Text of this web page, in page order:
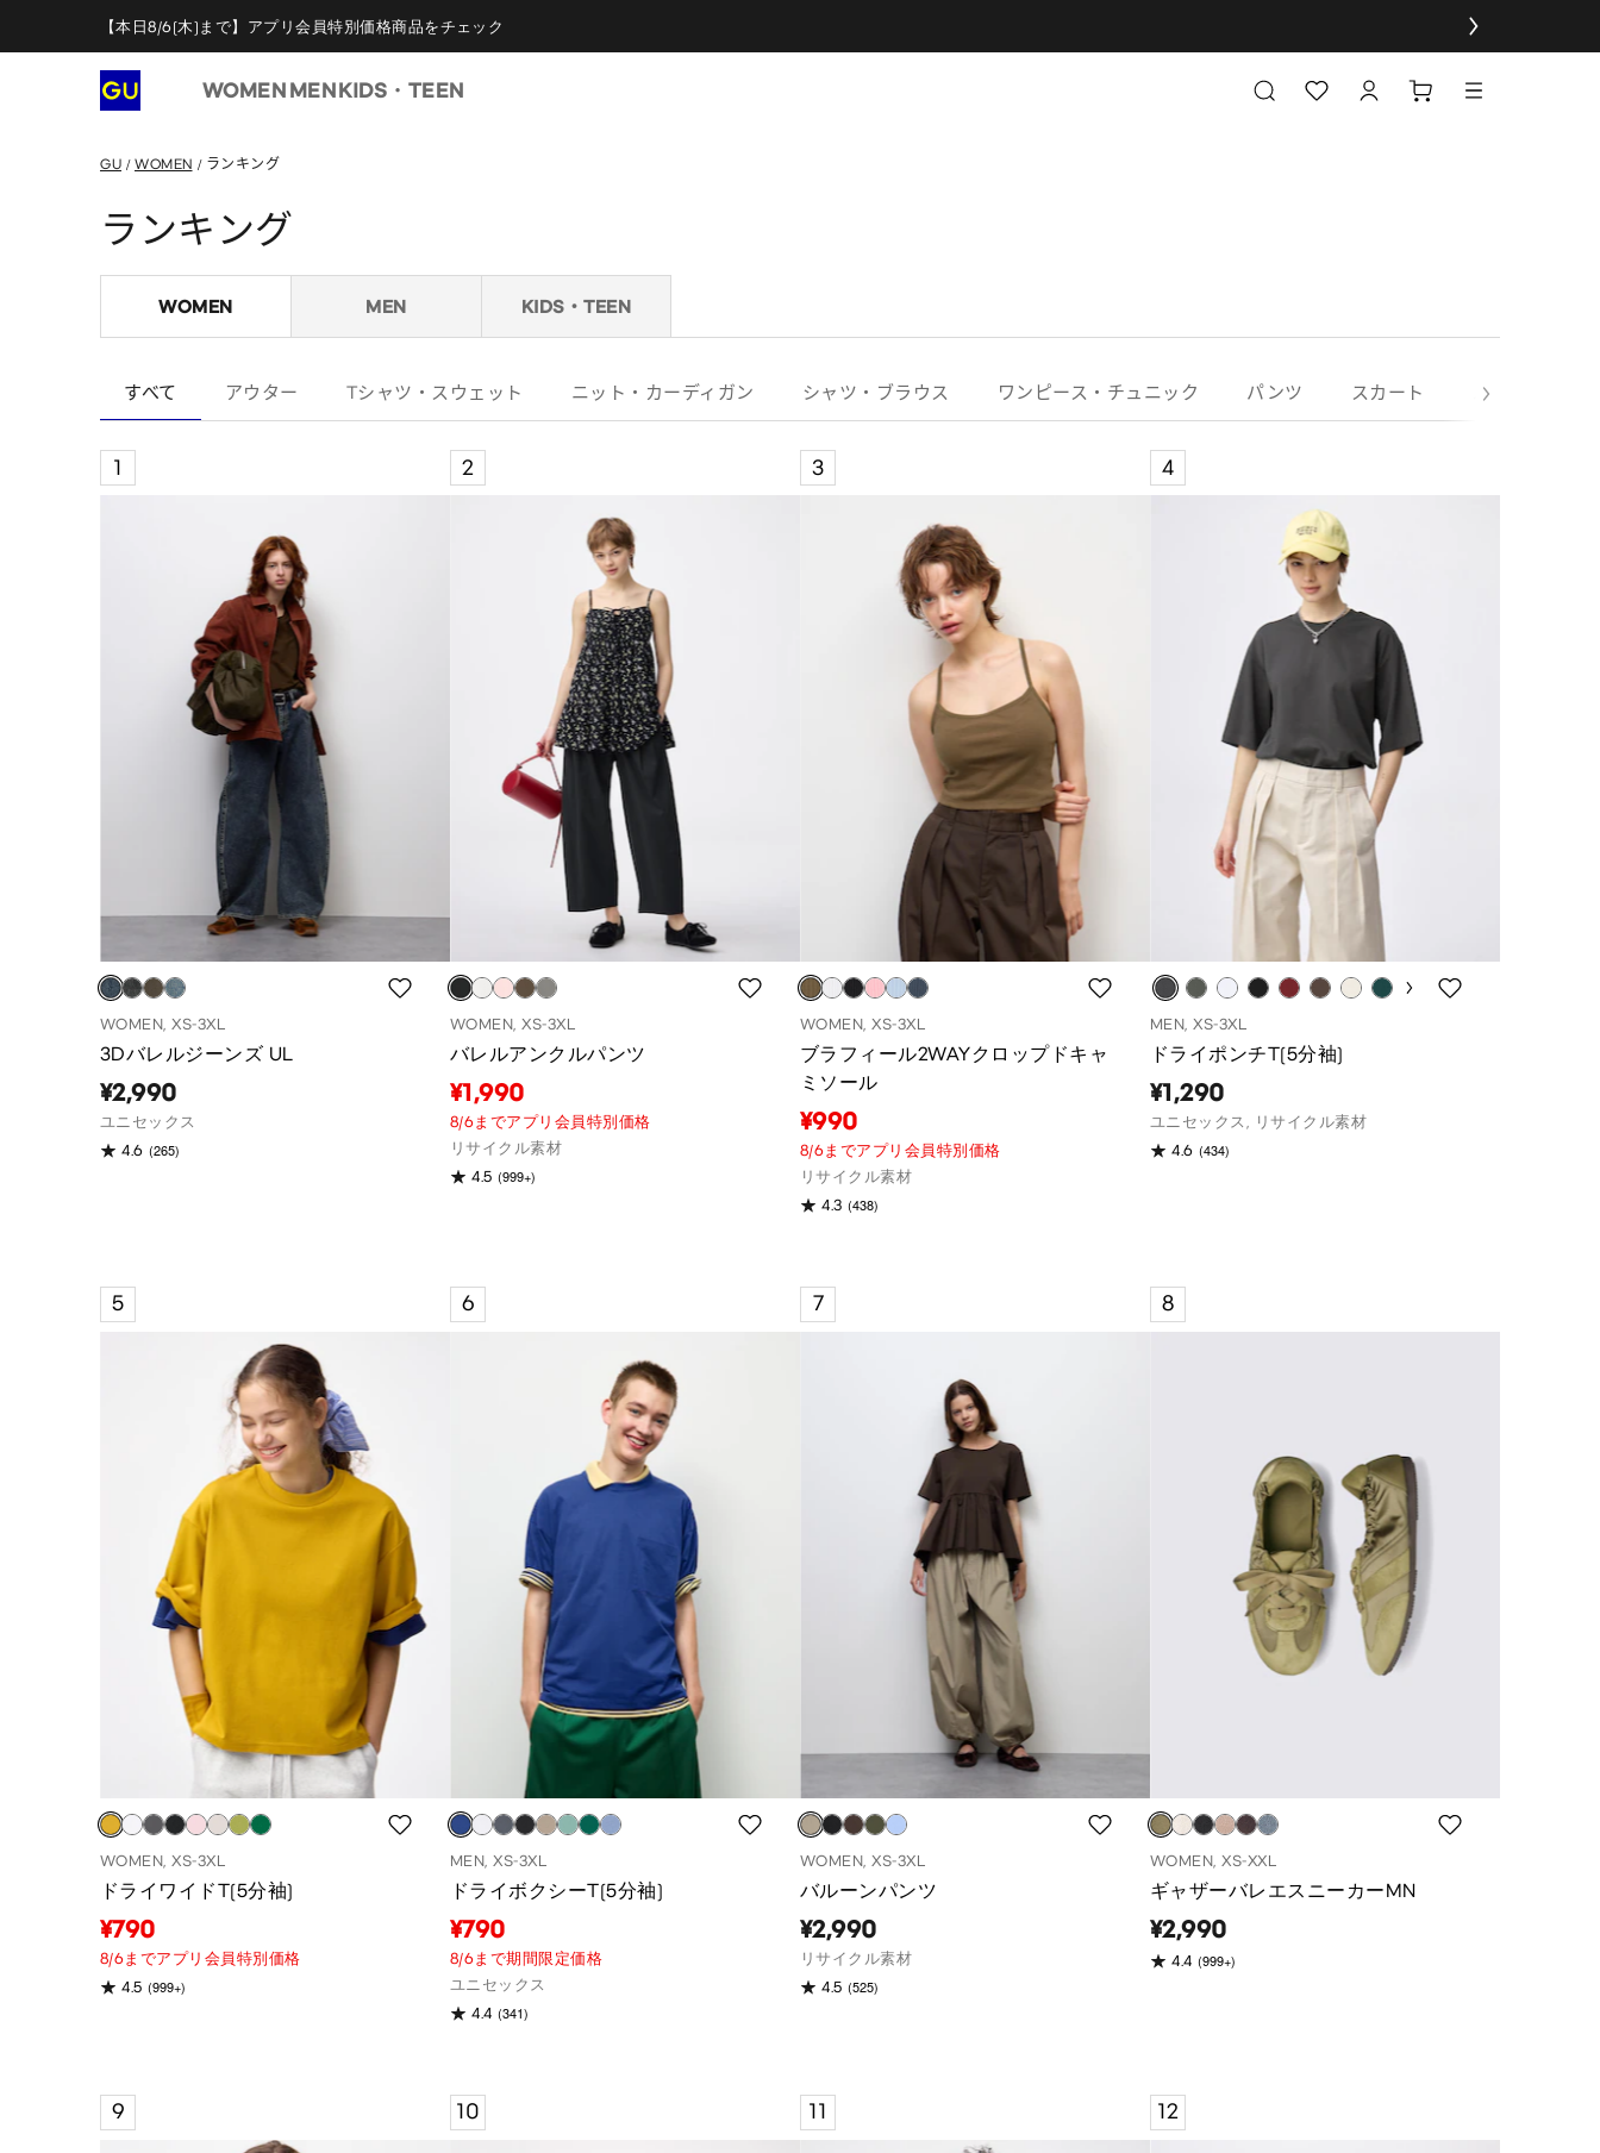
【本日8/6(木)まで】アプリ会員特別価格商品をチェック
WOMEN MENKIDS・TEEN
GU WOMEN ランキング
ランキング
WOMEN MEN KIDS・TEEN
すべて アウター Tシャツ・スウェット ニット・カーディガン シャツ・ブラウス ワンピース・チュニック パンツ スカート ルームウェア
1
WOMEN, XS-3XL
3Dバレルジーンズ UL
¥2,990
ユニセックス
4.6 (265)
2
WOMEN, XS-3XL
バレルアンクルパンツ
¥1,990
8/6までアプリ会員特別価格
リサイクル素材
4.5 (999+)
3
WOMEN, XS-3XL
ブラフィール2WAYクロップドキャ
ミソール
¥990
8/6までアプリ会員特別価格
リサイクル素材
4.3 (438)
4
MEN, XS-3XL
ドライポンチT(5分袖)
¥1,290
ユニセックス, リサイクル素材
4.6 (434)
5
WOMEN, XS-3XL
ドライワイドT(5分袖)
¥790
8/6までアプリ会員特別価格
4.5 (999+)
6
MEN, XS-3XL
ドライボクシーT(5分袖)
¥790
8/6まで期間限定価格
ユニセックス
4.4 (341)
7
WOMEN, XS-3XL
バルーンパンツ
¥2,990
リサイクル素材
4.5 (525)
8
WOMEN, XS-XXL
ギャザーバレエスニーカーMN
¥2,990
4.4 (999+)
9 10 11 12